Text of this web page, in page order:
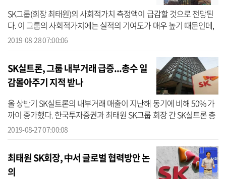
SK그룹(회장 최태원)의 사회적가치 측정액이 급감할 것으로 전망된
다. 이 그룹의 사회적가치에는 실적의 기여도가 매우 높기 때문인데,
반도체업황 둔화와 석유화학업종의 정제마진 저하·스프레드 축소로
2019-08-28 07:00:06
SK실트론, 그룹 내부거래 급증...총수 일
감몰아주기 지적 받나
올 상반기 SK실트론의 내부거래 매출이 지난해 동기에 비해 50% 가
까이 증가했다. 한국투자증권과 최태원 SK그룹 회장 간 SK실트론 총
수익스와프(TRS) 관련 논란이 여전한 만큼,일감몰아주기라는 지적을
2019-08-27 07:00:08
최태원 SK회장, 中서 글로벌 협력방안 논
의